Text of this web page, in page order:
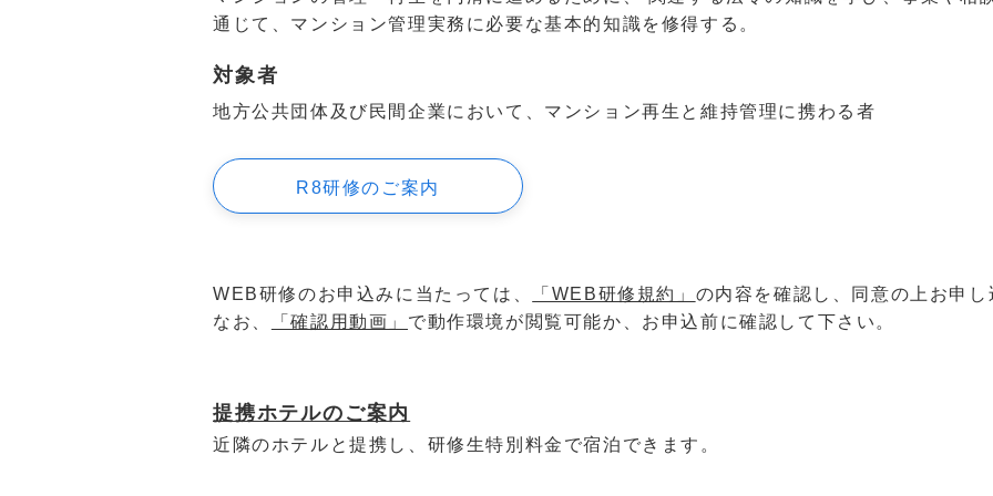
通じて、マンション管理実務に必要な基本的知識を修得する。
対象者
地方公共団体及び民間企業において、マンション再生と維持管理に携わる者
R8研修のご案内
WEB研修のお申込みに当たっては、 「WEB研修規約」 の内容を確認し、同意の上お申し
なお、
「確認用動画」 で動作環境が閲覧可能か、お申込前に確認して下さい。
提携ホテルのご案内
近隣のホテルと提携し、研修生特別料金で宿泊できます。